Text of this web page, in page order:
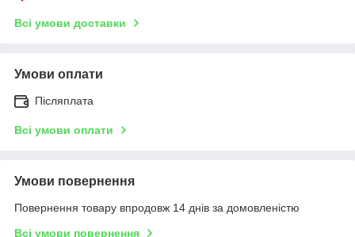
Всі умови доставки
Умови оплати
Післяплата
Всі умови оплати
Умови повернення
Повернення товару впродовж 14 днів за домовленістю
Всі умови повернення